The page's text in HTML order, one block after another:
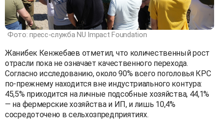
Фото: пресс-служба NU Impact Foundation
Жанибек Кенжебаев отметил, что количественный рост
отрасли пока не означает качественного перехода.
Согласно исследованию, около 90% всего поголовья КРС
по-прежнему находится вне индустриального контура:
45,5% приходится на личные подсобные хозяйства, 44,1%
— на фермерские хозяйства и ИП, и лишь 10,4%
сосредоточено в сельхозпредприятиях.